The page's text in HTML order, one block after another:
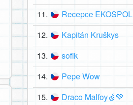
11. Recepce EKOSPOL
12. Kapitán Kruškys
13. sofik
14. Pepe Wow
15. Draco Malfoy🍏💚